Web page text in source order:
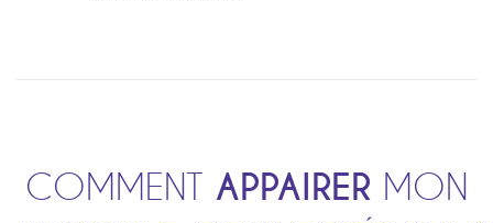
COMMENT APPAIRER MON